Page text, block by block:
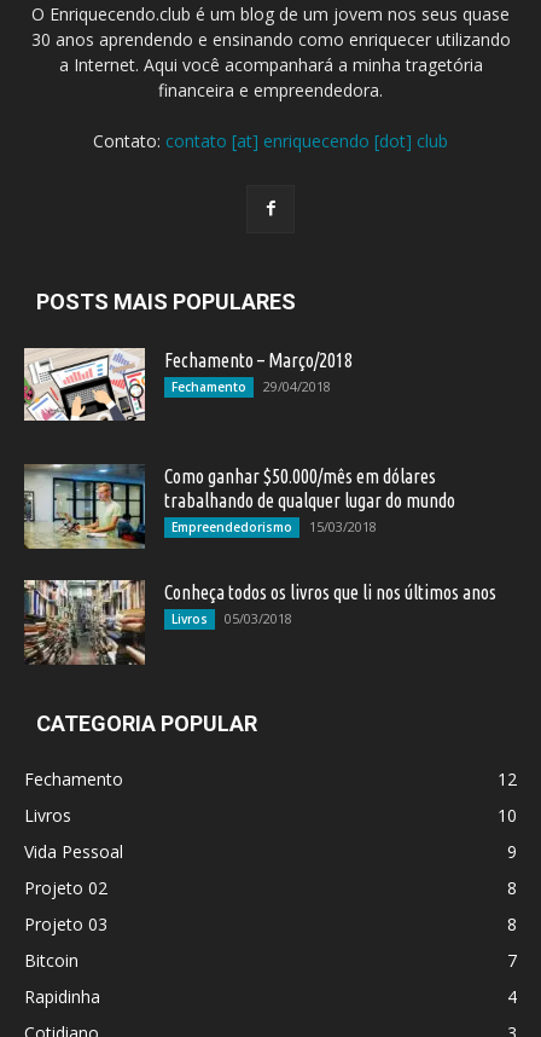
O Enriquecendo.club é um blog de um jovem nos seus quase
30 anos aprendendo e ensinando como enriquecer utilizando
a Internet. Aqui você acompanhará a minha tragetória
financeira e empreendedora.
Contato: contato [at] enriquecendo [dot] club
POSTS MAIS POPULARES
Fechamento – Março/2018
Fechamento 29/04/2018
Como ganhar $50.000/mês em dólares
trabalhando de qualquer lugar do mundo
Empreendedorismo 15/03/2018
Conheça todos os livros que li nos últimos anos
Livros 05/03/2018
CATEGORIA POPULAR
Fechamento
12
Livros
10
Vida Pessoal
9
Projeto 02
8
Projeto 03
8
Bitcoin
7
Rapidinha
4
Cotidiano
3